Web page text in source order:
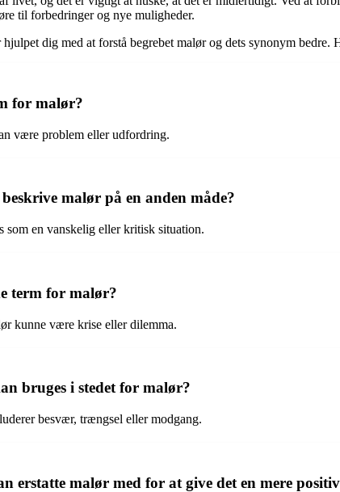
til forbedringer og nye muligheder.
dig med at forstå begrebet malør og dets synonym
for malør?
være problem eller udfordring.
malør på en anden måde?
som en vanskelig eller kritisk situation.
term for malør?
kunne være krise eller dilemma.
bruges i stedet for malør?
besvær, trængsel eller modgang.
erstatte malør med for at give det en mere